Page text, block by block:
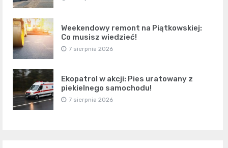
Weekendowy remont na Piątkowskiej:
Co musisz wiedzieć!
7 sierpnia 2026
Ekopatrol w akcji: Pies uratowany z
piekielnego samochodu!
7 sierpnia 2026